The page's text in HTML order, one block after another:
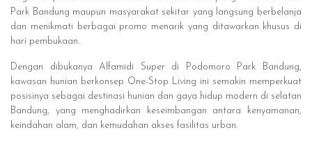
Park Bandung maupun masyarakat sekitar yang langsung berbelanja
dan menikmati berbagai promo menarik yang ditawarkan khusus di
hari pembukaan.
Dengan dibukanya Alfamidi Super di Podomoro Park Bandung,
kawasan hunian berkonsep One-Stop Living ini semakin memperkuat
posisinya sebagai destinasi hunian dan gaya hidup modern di selatan
Bandung, yang menghadirkan keseimbangan antara kenyamanan,
keindahan alam, dan kemudahan akses fasilitas urban.